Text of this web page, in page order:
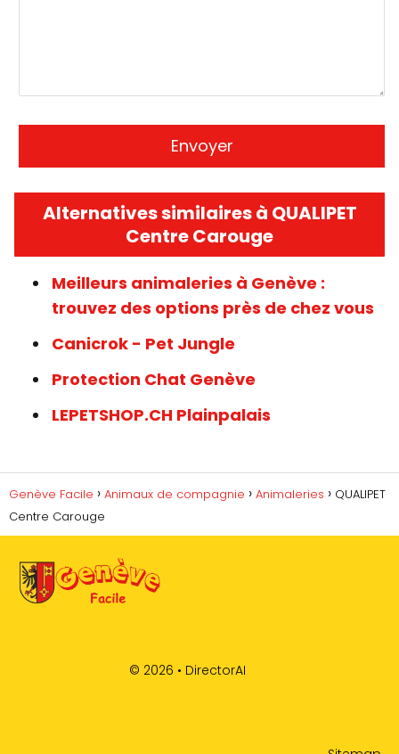
Alternatives similaires à QUALIPET
Centre Carouge
Meilleurs animaleries à Genève :
trouvez des options près de chez vous
Canicrok - Pet Jungle
Protection Chat Genève
LEPETSHOP.CH Plainpalais
Genève Facile Animaux de compagnie Animaleries
QUALIPET
Centre Carouge
© 2026 • DirectorAI